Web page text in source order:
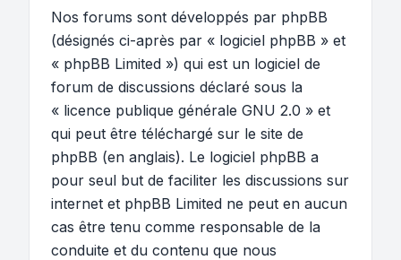
Nos forums sont développés par phpBB
(désignés ci-après par « logiciel phpBB » et
« phpBB Limited ») qui est un logiciel de
forum de discussions déclaré sous la
« licence publique générale GNU 2.0 » et
qui peut être téléchargé sur le site de
phpBB (en anglais). Le logiciel phpBB a
pour seul but de faciliter les discussions sur
internet et phpBB Limited ne peut en aucun
cas être tenu comme responsable de la
conduite et du contenu que nous